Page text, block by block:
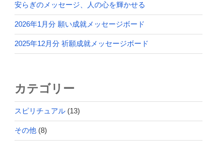
安らぎのメッセージ、人の心を輝かせる
2026年1月分 願い成就メッセージボード
2025年12月分 祈願成就メッセージボード
カテゴリー
スピリチュアル (13)
その他 (8)